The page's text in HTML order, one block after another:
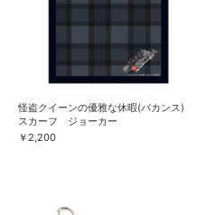
怪盗クイーンの優雅な休暇(バカンス)
スカーフ ジョーカー
￥2,200